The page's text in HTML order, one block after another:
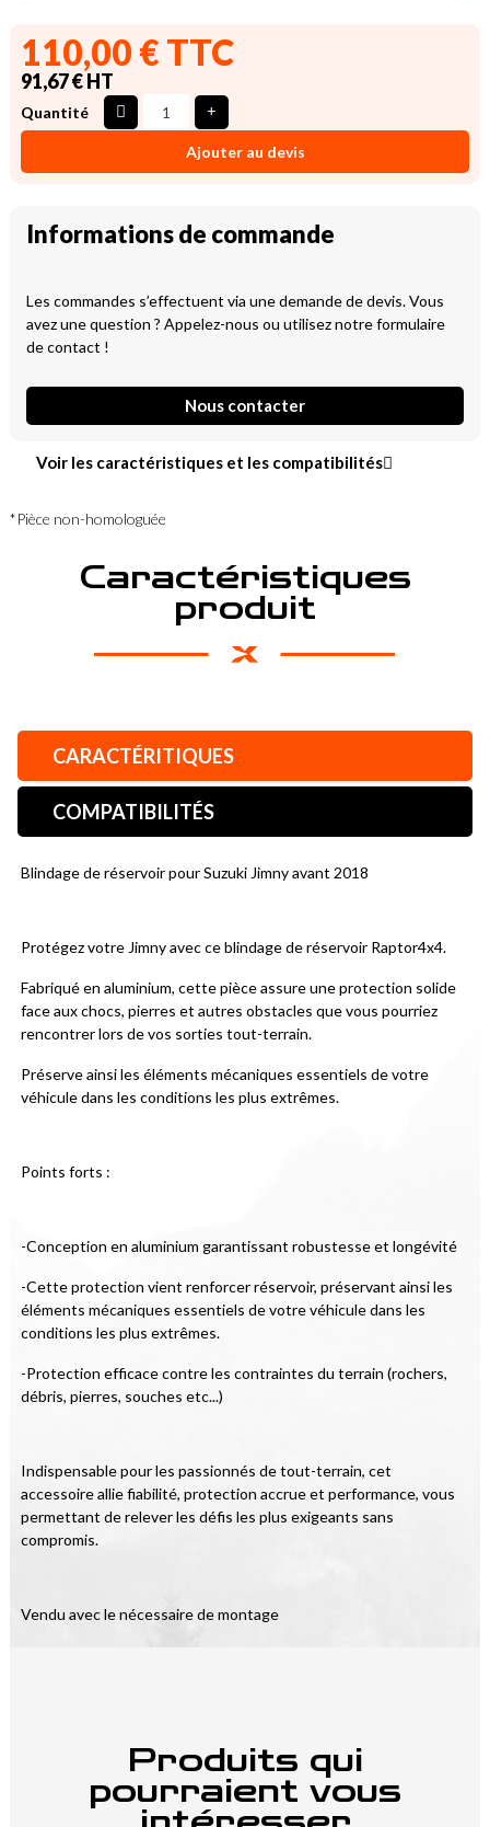
110,00 € TTC
91,67 € HT
Quantité
Ajouter au devis
Informations de commande
Les commandes s’effectuent via une demande de devis. Vous
avez une question ? Appelez-nous ou utilisez notre formulaire
de contact !
Nous contacter
Voir les caractéristiques et les compatibilités
*Pièce non-homologuée
Caractéristiques
produit
CARACTÉRITIQUES
COMPATIBILITÉS
Blindage de réservoir pour Suzuki Jimny avant 2018
Protégez votre Jimny avec ce blindage de réservoir Raptor4x4.
Fabriqué en aluminium, cette pièce assure une protection solide
face aux chocs, pierres et autres obstacles que vous pourriez
rencontrer lors de vos sorties tout-terrain.
Préserve ainsi les éléments mécaniques essentiels de votre
véhicule dans les conditions les plus extrêmes.
Points forts :
-Conception en aluminium garantissant robustesse et longévité
-Cette protection vient renforcer réservoir, préservant ainsi les
éléments mécaniques essentiels de votre véhicule dans les
conditions les plus extrêmes.
-Protection efficace contre les contraintes du terrain (rochers,
débris, pierres, souches etc...)
Indispensable pour les passionnés de tout-terrain, cet
accessoire allie fiabilité, protection accrue et performance, vous
permettant de relever les défis les plus exigeants sans
compromis.
Vendu avec le nécessaire de montage
Produits qui
pourraient vous